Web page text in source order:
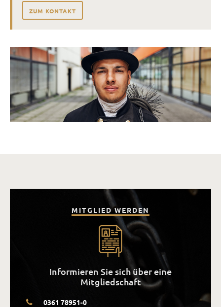
ZUM KONTAKT
MITGLIED WERDEN
Informieren Sie sich über eine
Mitgliedschaft
0361 78951-0